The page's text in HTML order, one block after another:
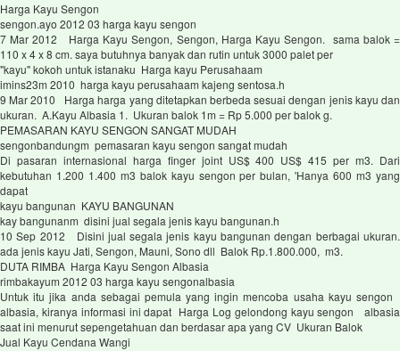
Harga Kayu Sengon
sengon.ayo 2012 03 harga kayu sengon
7 Mar 2012 Harga Kayu Sengon, Sengon, Harga Kayu Sengon. sama balok =
110 x 4 x 8 cm. saya butuhnya banyak dan rutin untuk 3000 palet per
"kayu" kokoh untuk istanaku Harga kayu Perusahaam
imins23m 2010 harga kayu perusahaam kajeng sentosa.h
9 Mar 2010 Harga harga yang ditetapkan berbeda sesuai dengan jenis kayu dan
ukuran. A.Kayu Albasia 1. Ukuran balok 1m = Rp 5.000 per balok g.
PEMASARAN KAYU SENGON SANGAT MUDAH
sengonbandungm pemasaran kayu sengon sangat mudah
Di pasaran internasional harga finger joint US$ 400 US$ 415 per m3. Dari
kebutuhan 1.200 1.400 m3 balok kayu sengon per bulan, 'Hanya 600 m3 yang
dapat
kayu bangunan KAYU BANGUNAN
kay bangunanm disini jual segala jenis kayu bangunan.h
10 Sep 2012 Disini jual segala jenis kayu bangunan dengan berbagai ukuran.
ada jenis kayu Jati, Sengon, Mauni, Sono dll Balok Rp.1.800.000, m3.
DUTA RIMBA Harga Kayu Sengon Albasia
rimbakayum 2012 03 harga kayu sengonalbasia
Untuk itu jika anda sebagai pemula yang ingin mencoba usaha kayu sengon
albasia, kiranya informasi ini dapat Harga Log gelondong kayu sengon albasia
saat ini menurut sepengetahuan dan berdasar apa yang CV Ukuran Balok
Jual Kayu Cendana Wangi